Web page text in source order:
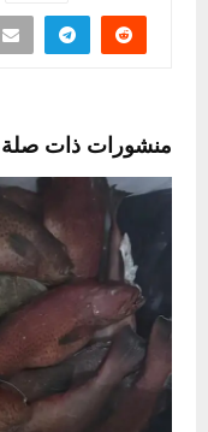
منشورات ذات صلة